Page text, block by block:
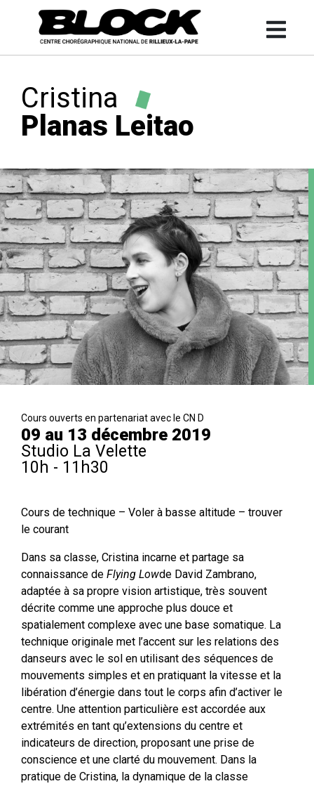
Cristina
Planas Leitao
Cours ouverts en partenariat avec le CN D
09 au 13 décembre 2019
Studio La Velette
10h - 11h30
Cours de technique – Voler à basse altitude – trouver
le courant
Dans sa classe, Cristina incarne et partage sa
connaissance de Flying Lowde David Zambrano,
adaptée à sa propre vision artistique, très souvent
décrite comme une approche plus douce et
spatialement complexe avec une base somatique. La
technique originale met l’accent sur les relations des
danseurs avec le sol en utilisant des séquences de
mouvements simples et en pratiquant la vitesse et la
libération d’énergie dans tout le corps afin d’activer le
centre. Une attention particulière est accordée aux
extrémités en tant qu’extensions du centre et
indicateurs de direction, proposant une prise de
conscience et une clarté du mouvement. Dans la
pratique de Cristina, la dynamique de la classe